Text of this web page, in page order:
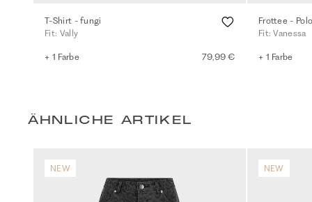
T-Shirt - fungi
Fit: Vally
+ 1 Farbe 79,99 €
Frottee -
Fit: Vanessa
+ 1 Farbe
ÄHNLICHE ARTIKEL
NEW NEW